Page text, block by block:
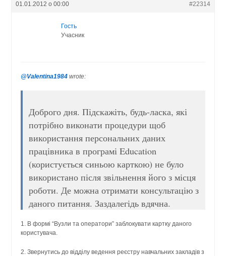
01.01.2012 о 00:00 #22314
Гость
Учасник
@Valentina1984 wrote:
Доброго дня. Підскажіть, будь-ласка, які
потрібно виконати процедури щоб
використання персональних даних
працівника в програмі Education
(користується синьою карткою) не було
використано після звільнення його з місця
роботи. Де можна отримати консультацію з
даного питання. Заздалегідь вдячна.
1. В формі “Вузли та оператори” заблокувати картку даного
користувача.
2. Звернутись до відділу ведення реєстру навчальних закладів з